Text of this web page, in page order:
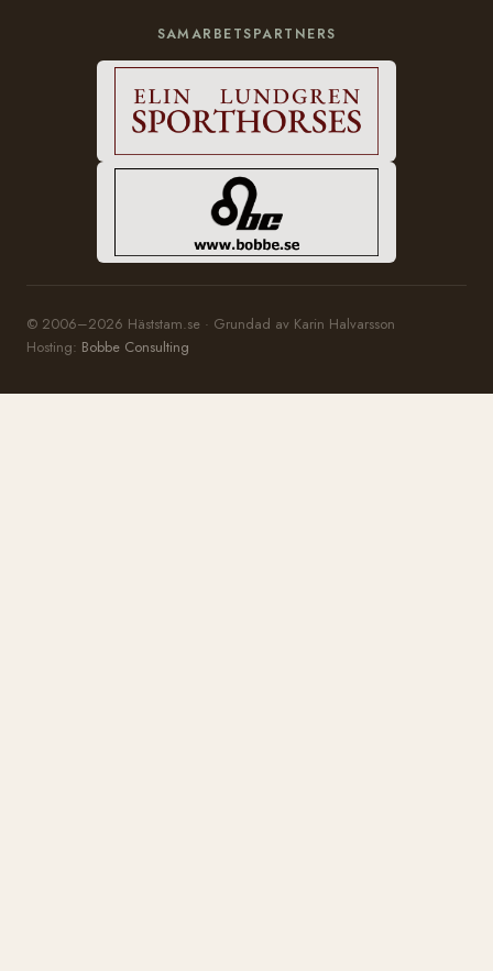
SAMARBETSPARTNERS
© 2006–2026 Häststam.se · Grundad av Karin Halvarsson
Hosting: Bobbe Consulting